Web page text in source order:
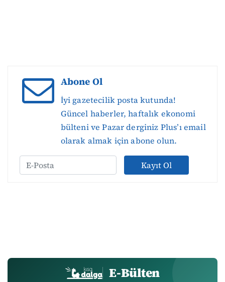
Abone Ol
İyi gazetecilik posta kutunda!
Güncel haberler, haftalık ekonomi
bülteni ve Pazar derginiz Plus’ı email
olarak almak için abone olun.
Kayıt Ol
E-Bülten